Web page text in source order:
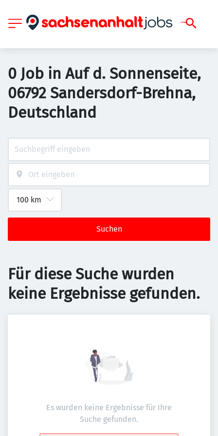
0 Job in Auf d. Sonnenseite,
06792 Sandersdorf-Brehna,
Deutschland
Suchen
Für diese Suche wurden
keine Ergebnisse gefunden.
Es wurden keine Ergebnisse für Ihre
Suche gefunden.